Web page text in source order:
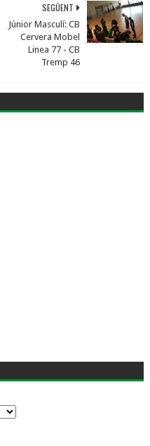
SEGÜENT
Júnior Masculí: CB
Cervera Mobel
Linea 77 - CB
Tremp 46